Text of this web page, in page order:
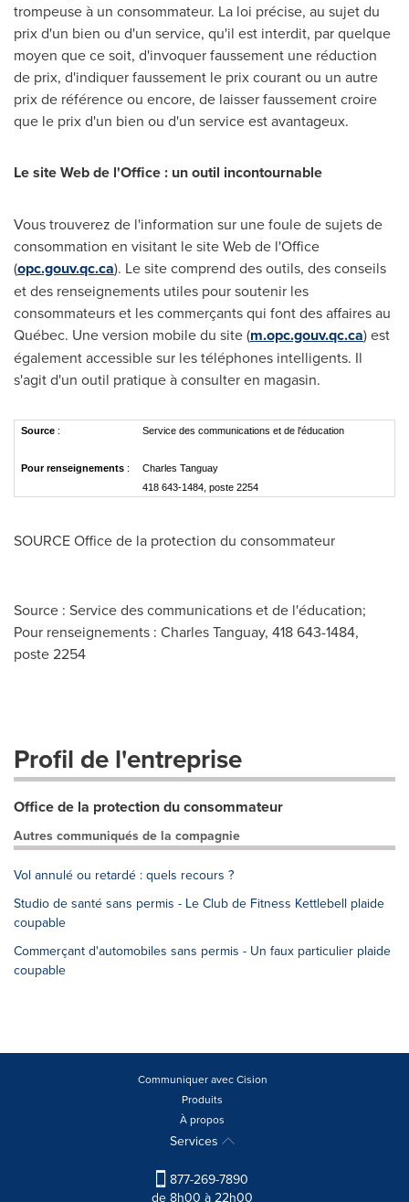
trompeuse à un consommateur. La loi précise, au sujet du
prix d'un bien ou d'un service, qu'il est interdit, par quelque
moyen que ce soit, d'invoquer faussement une réduction
de prix, d'indiquer faussement le prix courant ou un autre
prix de référence ou encore, de laisser faussement croire
que le prix d'un bien ou d'un service est avantageux.
Le site Web de l'Office : un outil incontournable
Vous trouverez de l'information sur une foule de sujets de
consommation en visitant le site Web de l'Office
(opc.gouv.qc.ca). Le site comprend des outils, des conseils
et des renseignements utiles pour soutenir les
consommateurs et les commerçants qui font des affaires au
Québec. Une version mobile du site (m.opc.gouv.qc.ca) est
également accessible sur les téléphones intelligents. Il
s'agit d'un outil pratique à consulter en magasin.
Source : Service des communications et de l'éducation
Pour renseignements :
Charles Tanguay
418 643-1484, poste 2254
SOURCE Office de la protection du consommateur
Source : Service des communications et de l'éducation;
Pour renseignements : Charles Tanguay, 418 643-1484,
poste 2254
Profil de l'entreprise
Office de la protection du consommateur
Autres communiqués de la compagnie
Vol annulé ou retardé : quels recours ?
Studio de santé sans permis - Le Club de Fitness Kettlebell plaide
coupable
Commerçant d'automobiles sans permis - Un faux particulier plaide
coupable
Communiquer avec Cision
Produits
À propos
Services
877-269-7890
de 8h00 à 22h00